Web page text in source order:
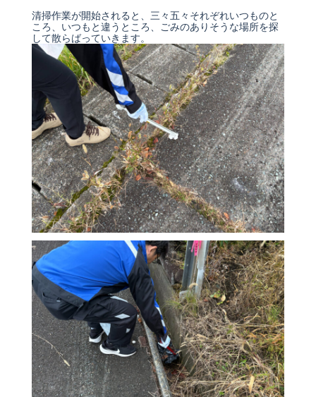
清掃作業が開始されると、三々五々それぞれいつものと
ころ、いつもと違うところ、ごみのありそうな場所を探
して散らばっていきます。